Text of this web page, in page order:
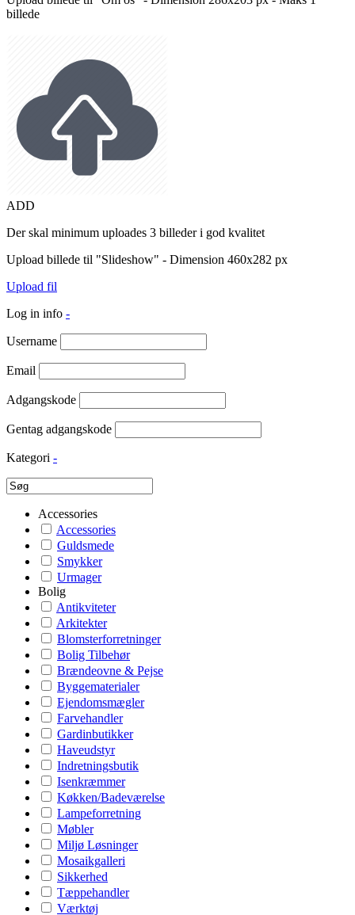
billede
ADD
Der skal minimum uploades 3 billeder i god kvalitet
Upload billede til "Slideshow" - Dimension 460x282 px
Upload fil
Log in info -
Username
Email
Adgangskode
Gentag adgangskode
Kategori -
Accessories
Accessories
Guldsmede
Smykker
Urmager
Bolig
Antikviteter
Arkitekter
Blomsterforretninger
Bolig Tilbehør
Brændeovne & Pejse
Byggematerialer
Ejendomsmægler
Farvehandler
Gardinbutikker
Haveudstyr
Indretningsbutik
Isenkræmmer
Køkken/Badeværelse
Lampeforretning
Møbler
Miljø Løsninger
Mosaikgalleri
Sikkerhed
Tæppehandler
Værktøj